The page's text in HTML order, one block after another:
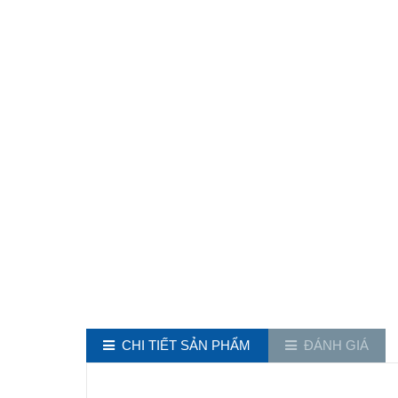
CHI TIẾT SẢN PHẨM ĐÁNH GIÁ